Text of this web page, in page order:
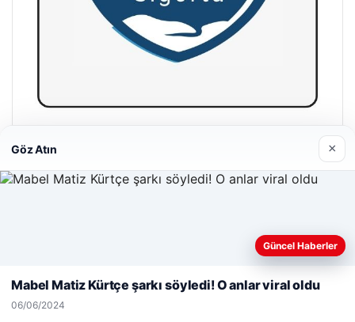
Hastaş Beton
© 2026 Gündem Haberleri – Güncel Haberler
Web sitemizi nasıl kullandığınızı daha iyi anlayabilmek,
deneyiminizi kişiselleştirmek ve geliştirmek amacıyla çerezler
Kabul Et
Göz Atın ×
Güncel Haberler
Mabel Matiz Kürtçe şarkı söyledi! O anlar viral oldu
06/06/2024